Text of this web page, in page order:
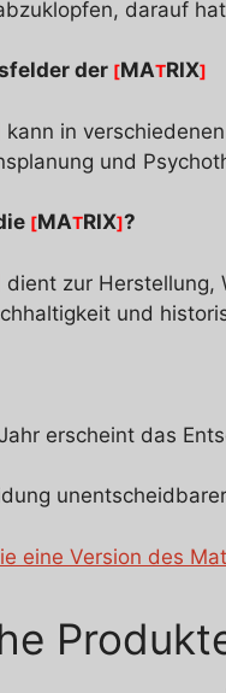
darauf
der [MATRIX]
kann in
und
[MATRIX]?
dient zur Herstellung,
und
erscheint das
eine Version des